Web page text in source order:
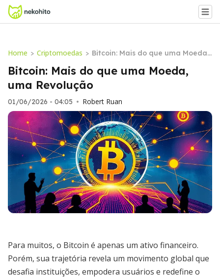
Home > Criptomoedas > Bitcoin: Mais do que uma Moeda,
Bitcoin: Mais do que uma Moeda,
uma Revolução
01/06/2026 - 04:05 • Robert Ruan
Para muitos, o Bitcoin é apenas um ativo financeiro.
Porém, sua trajetória revela um movimento global que
desafia instituições, empodera usuários e redefine o